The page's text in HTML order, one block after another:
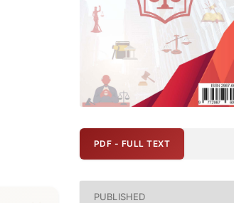
PDF - FULL TEXT
PUBLISHED